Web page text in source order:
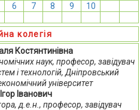
6 7 8 9 10
колегія
Костянтинівна
наук, професор, завідувач
і технологій, Дніпровський
університет
Іванович
д.е.н., професор, завідувач